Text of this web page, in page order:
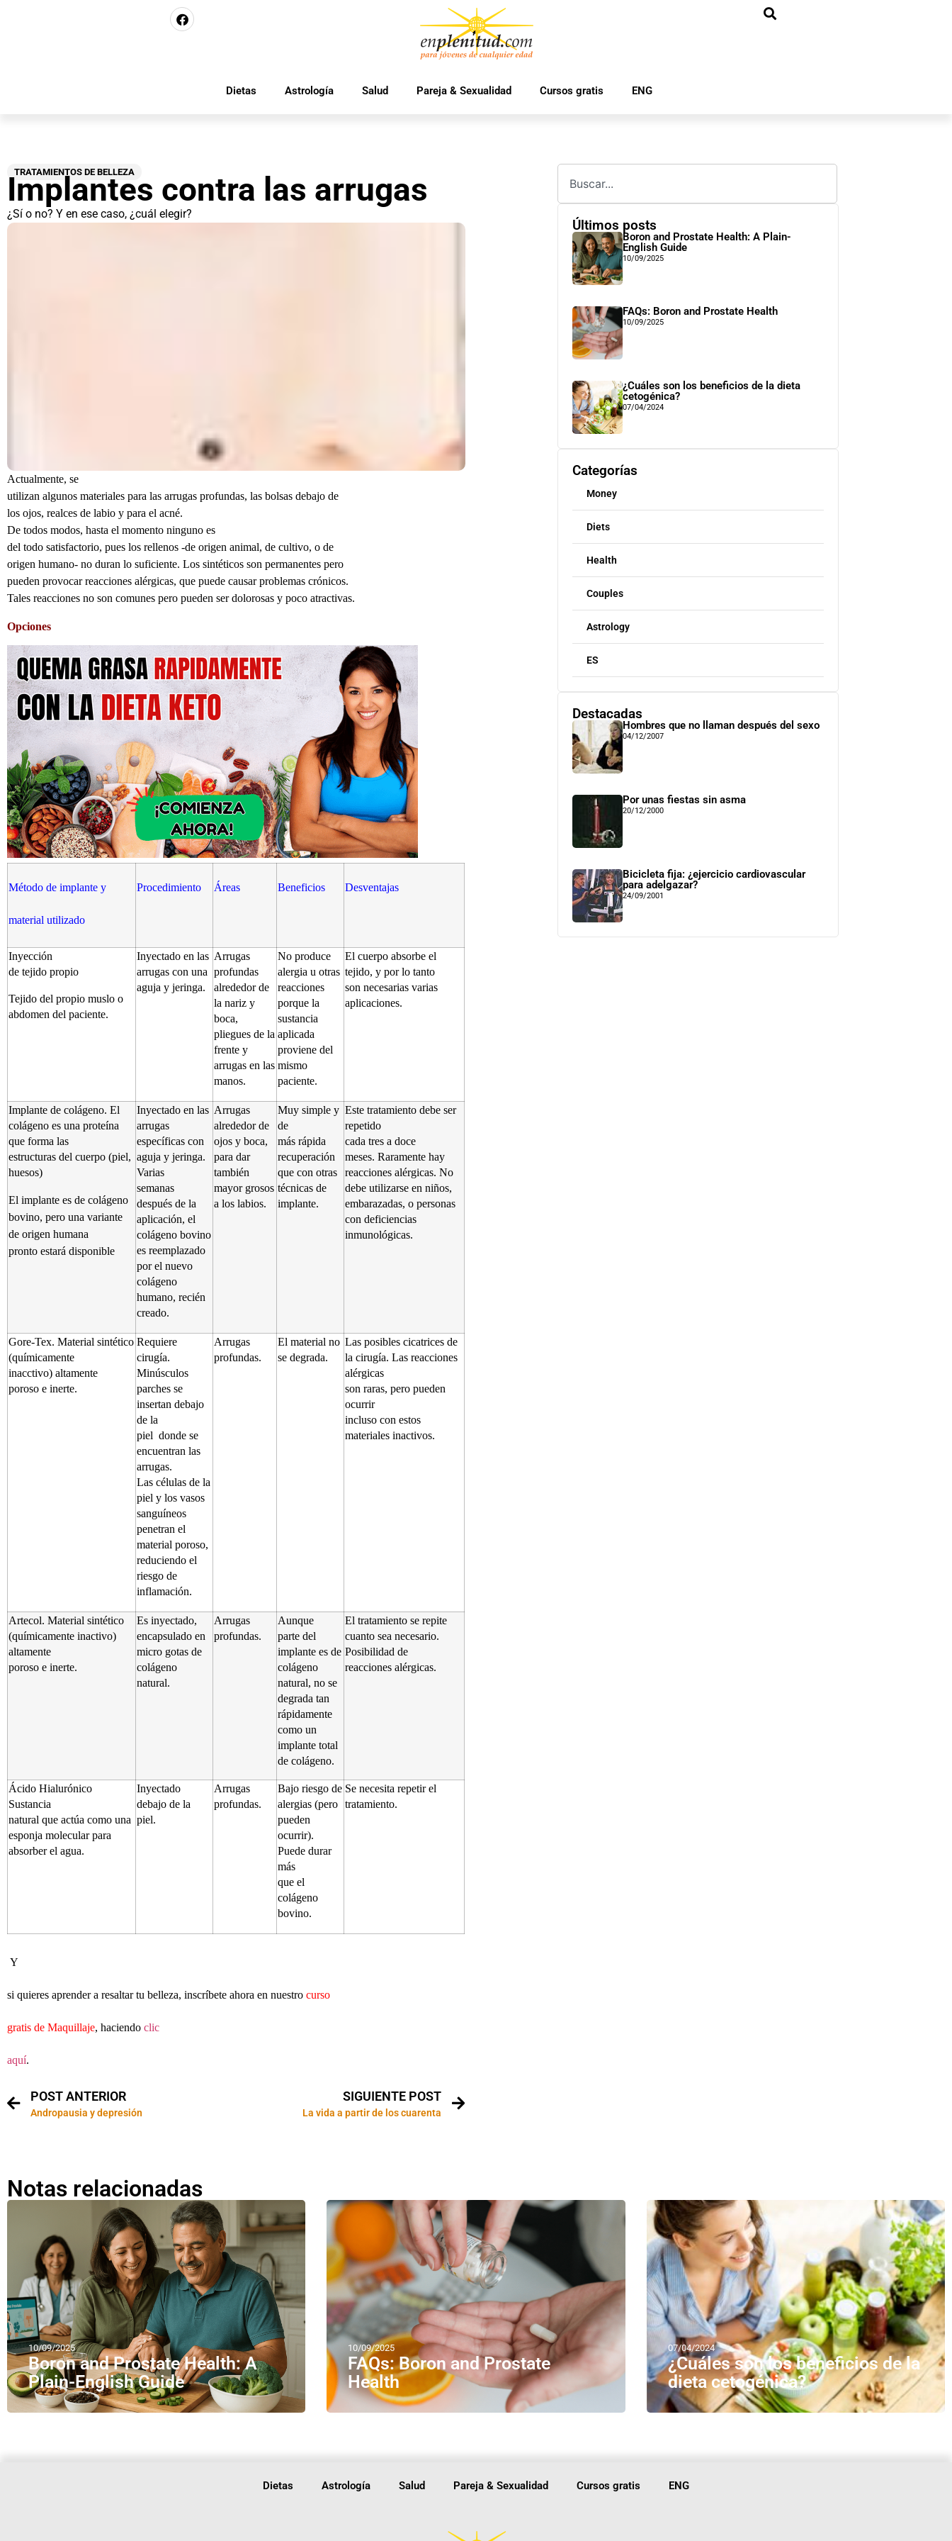
Dietas Astrología Salud Pareja & Sexualidad Cursos gratis ENG
TRATAMIENTOS DE BELLEZA
Implantes contra las arrugas
¿Sí o no? Y en ese caso, ¿cuál elegir?
Actualmente, se
utilizan algunos materiales para las arrugas profundas, las bolsas debajo de
los ojos, realces de labio y para el acné.
De todos modos, hasta el momento ninguno es
del todo satisfactorio, pues los rellenos -de origen animal, de cultivo, o de
origen humano- no duran lo suficiente. Los sintéticos son permanentes pero
pueden provocar reacciones alérgicas, que puede causar problemas crónicos.
Tales reacciones no son comunes pero pueden ser dolorosas y poco atractivas.
Opciones
Método de implante y
material utilizado
Procedimiento Áreas Beneficios Desventajas
Inyección
de tejido propio
Tejido del propio muslo o
abdomen del paciente.
Inyectado en las
arrugas con una
aguja y jeringa.
Arrugas
profundas
alrededor de
la nariz y
boca,
pliegues de la
frente y
arrugas en las
manos.
No produce
alergia u otras
reacciones
porque la
sustancia
aplicada
proviene del
mismo
paciente.
El cuerpo absorbe el
tejido, y por lo tanto
son necesarias varias
aplicaciones.
Implante de colágeno. El
colágeno es una proteína
que forma las
estructuras del cuerpo (piel,
huesos)
El implante es de colágeno
bovino, pero una variante
de origen humana
pronto estará disponible
Inyectado en las
arrugas
específicas con
aguja y jeringa.
Varias
semanas
después de la
aplicación, el
colágeno bovino
es reemplazado
por el nuevo
colágeno
humano, recién
creado.
Arrugas
alrededor de
ojos y boca,
para dar
también
mayor grosos
a los labios.
Muy simple y
de
más rápida
recuperación
que con otras
técnicas de
implante.
Este tratamiento debe ser
repetido
cada tres a doce
meses. Raramente hay
reacciones alérgicas. No
debe utilizarse en niños,
embarazadas, o personas
con deficiencias
inmunológicas.
Gore-Tex. Material sintético
(químicamente
inacctivo) altamente
poroso e inerte.
Requiere
cirugía.
Minúsculos
parches se
insertan debajo
de la
piel donde se
encuentran las
arrugas.
Las células de la
piel y los vasos
sanguíneos
penetran el
material poroso,
reduciendo el
riesgo de
inflamación.
Arrugas
profundas.
El material no
se degrada.
Las posibles cicatrices de
la cirugía. Las reacciones
alérgicas
son raras, pero pueden
ocurrir
incluso con estos
materiales inactivos.
Artecol. Material sintético
(químicamente inactivo)
altamente
poroso e inerte.
Es inyectado,
encapsulado en
micro gotas de
colágeno
natural.
Arrugas
profundas.
Aunque
parte del
implante es de
colágeno
natural, no se
degrada tan
rápidamente
como un
implante total
de colágeno.
El tratamiento se repite
cuanto sea necesario.
Posibilidad de
reacciones alérgicas.
Ácido Hialurónico
Sustancia
natural que actúa como una
esponja molecular para
absorber el agua.
Inyectado
debajo de la
piel.
Arrugas
profundas.
Bajo riesgo de
alergias (pero
pueden
ocurrir).
Puede durar
más
que el
colágeno
bovino.
Se necesita repetir el
tratamiento.
Y
si quieres aprender a resaltar tu belleza, inscríbete ahora en nuestro curso
gratis de Maquillaje, haciendo clic
aquí.
POST ANTERIOR
Andropausia y depresión
SIGUIENTE POST
La vida a partir de los cuarenta
Últimos posts
Boron and Prostate Health: A Plain-
English Guide
10/09/2025
FAQs: Boron and Prostate Health
10/09/2025
¿Cuáles son los beneficios de la dieta
cetogénica?
07/04/2024
Categorías
Money
Diets
Health
Couples
Astrology
ES
Destacadas
Hombres que no llaman después del sexo
04/12/2007
Por unas fiestas sin asma
20/12/2000
Bicicleta fija: ¿ejercicio cardiovascular
para adelgazar?
24/09/2001
Notas relacionadas
10/09/2025
Boron and Prostate Health: A
Plain-English Guide
10/09/2025
FAQs: Boron and Prostate
Health
07/04/2024
¿Cuáles son los beneficios de la
dieta cetogénica?
Dietas Astrología Salud Pareja & Sexualidad Cursos gratis ENG